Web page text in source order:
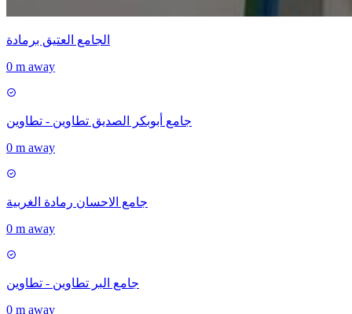
الجامع العتيق برمادة
0 m away
جامع أبوبكر الصديق تطاوين - تطاوين
0 m away
جامع الاحسان رمادة الغربية
0 m away
جامع البر تطاوين - تطاوين
0 m away